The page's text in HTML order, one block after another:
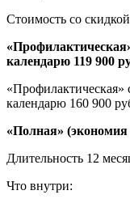
Стоимость со скидкой
календарю 119 900
календарю 160 900
«Полная» (экономия
Длительность 12
Что внутри: